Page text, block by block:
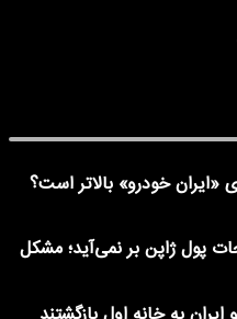
«ایران خودرو» بالاتر است؟
پول ژاپن بر نمی‌آید؛ مشکل